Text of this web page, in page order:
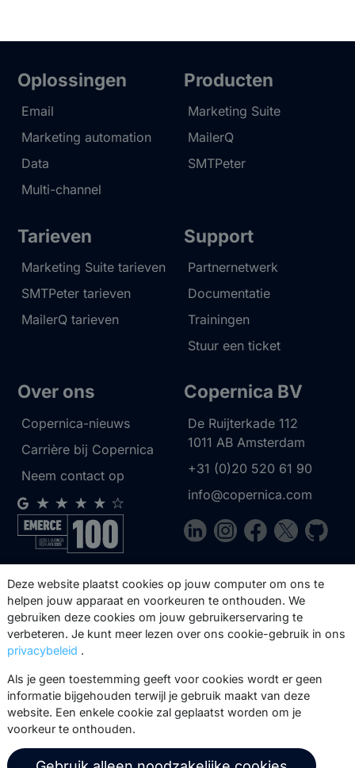
Oplossingen
Email
Marketing automation
Data
Multi-channel
Producten
Marketing Suite
MailerQ
SMTPeter
Tarieven
Marketing Suite tarieven
SMTPeter tarieven
MailerQ tarieven
Support
Partnernetwerk
Documentatie
Trainingen
Stuur een ticket
Over ons
Copernica-nieuws
Carrière bij Copernica
Neem contact op
Copernica BV
De Ruijterkade 112
1011 AB Amsterdam
+31 (0)20 520 61 90
info@copernica.com
Via onze nieuwsbrief blijf je op de
hoogte van onze product updates,
events, webinars, best practices en
whitepapers.
Abonneer
© 2026 Copernica B.V.
Deze website plaatst cookies op jouw computer om ons te
helpen jouw apparaat en voorkeuren te onthouden. We
gebruiken deze cookies om jouw gebruikerservaring te
verbeteren. Je kunt meer lezen over ons cookie-gebruik in ons
privacybeleid .
Als je geen toestemming geeft voor cookies wordt er geen
informatie bijgehouden terwijl je gebruik maakt van deze
website. Een enkele cookie zal geplaatst worden om je
voorkeur te onthouden.